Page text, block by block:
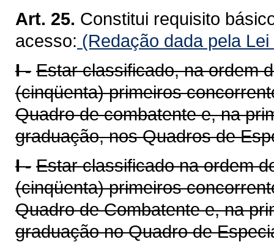
Art. 25. Constitui requisito
acesso: (Redação dada pela
I - Estar classificado, na ordem
(cinqüenta) primeiros
Quadro de combatente e, na
graduação, nos Quadros de
I - Estar classificado na ordem
(cinqüenta) primeiros
Quadro de Combatente e, na
graduação no Quadro de